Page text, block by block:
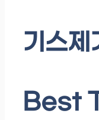
기스제
Best